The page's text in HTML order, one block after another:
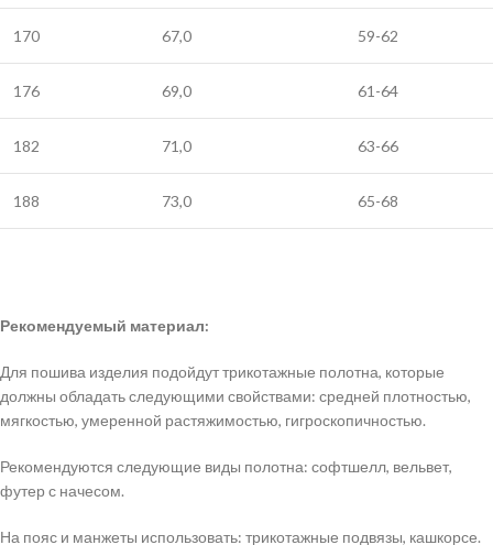
170 67,0 59-62
176 69,0 61-64
182 71,0 63-66
188 73,0 65-68
Рекомендуемый материал:
Для пошива изделия подойдут трикотажные полотна, которые
должны обладать следующими свойствами: средней плотностью,
мягкостью, умеренной растяжимостью, гигроскопичностью.
Рекомендуются следующие виды полотна: софтшелл, вельвет,
футер с начесом.
На пояс и манжеты использовать: трикотажные подвязы, кашкорсе.